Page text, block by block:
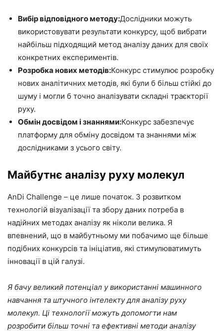
Вибір відповідного методу:Дослідники можуть
використовувати результати конкурсу, щоб вибрати
найбільш підходящий метод аналізу даних для своїх
конкретних експериментів.
Розробка нових методів:Конкурс стимулює розробку
нових аналітичних методів, які були б більш стійкі до
шуму і могли б точно аналізувати складні траєкторії
руху.
Обмін досвідом і знаннями:Конкурс забезпечує
платформу для обміну досвідом та знаннями між
дослідниками з усього світу.
Майбутнє аналізу руху молекул
AnDi Challenge – це лише початок. З розвитком
технологій візуалізації та збору даних потреба в
надійних методах аналізу як ніколи велика. Я
впевнений, що в майбутньому ми побачимо ще більше
подібних конкурсів та ініціатив, які стимулюватимуть
інновації в цій галузі.
Я бачу великий потенціал у використанні машинного
навчання та штучного інтелекту для аналізу руху
молекул. Ці технології можуть допомогти нам
розробити більш точні та ефективні методи аналізу